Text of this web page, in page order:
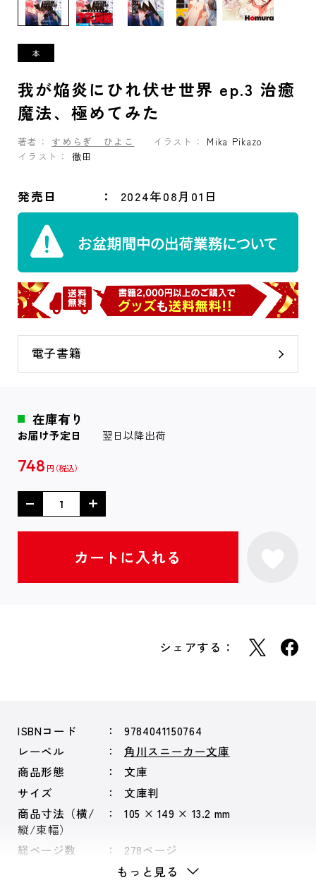
我が焔炎にひれ伏せ世界 ep.3 治癒
魔法、極めてみた
著者： すめらぎ ひよこ イラスト：
Mika Pikazo
イラスト：
徹田
発売日 2024年08月01日
電子書籍
在庫有り
お届け予定日 翌日以降出荷
748 円
シェアする：
ISBNコード
9784041150764
レーベル
角川スニーカー文庫
商品形態
文庫
サイズ
文庫判
商品寸法（横/
縦/束幅）
105 × 149 × 13.2 mm
総ページ数 278ページ
もっと見る